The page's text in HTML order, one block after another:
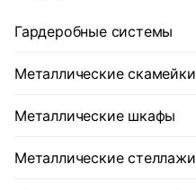
Гардеробные системы
Металлические скамейки
Металлические шкафы
Металлические стеллажи